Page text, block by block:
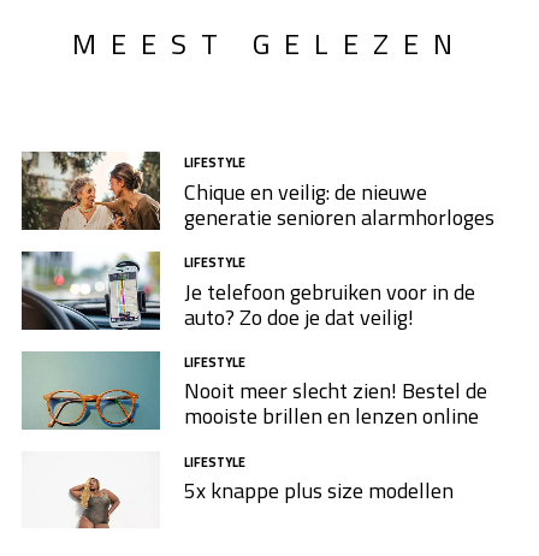
MEEST GELEZEN
LIFESTYLE
Chique en veilig: de nieuwe
generatie senioren alarmhorloges
LIFESTYLE
Je telefoon gebruiken voor in de
auto? Zo doe je dat veilig!
LIFESTYLE
Nooit meer slecht zien! Bestel de
mooiste brillen en lenzen online
LIFESTYLE
5x knappe plus size modellen​